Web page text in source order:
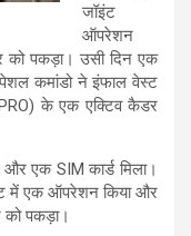
जॉइंट
ऑपरेशन
पकड़ा। उसी दिन एक
कमांडो ने इंफाल वेस्ट
के एक एक्टिव कैडर
एक SIM कार्ड मिला।
में एक ऑपरेशन किया और
को पकड़ा।